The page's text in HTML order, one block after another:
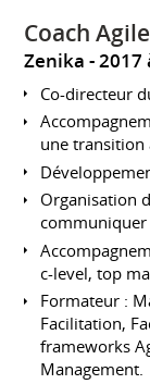
Coach
Zenika 2017
Co-directeur
une transition
Organisation
c-level, top
Formateur :
Facilitation,
frameworks
Management.